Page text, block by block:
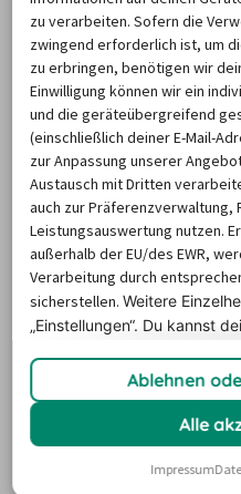
Falls Sie sich das
zumuten möchten, kann
für Sie übernehmen.
Lkw mieten in
Niederlassungen
Für die
Pforzheim Ihnen mehrere
Großen der Branche sind
günstigen Basistarifen
zu mieten, in Pforzheim
starten, stehen Ihnen
Adresse
zu verarbeiten. Sofern die
zwingend erforderlich ist, um
zu erbringen, benötigen wir
Einwilligung können wir ein
und die geräteübergreifend
(einschließlich deiner E-Mail-
zur Anpassung unserer
Austausch mit Dritten
auch zur Präferenzverwaltung,
Leistungsauswertung nutzen.
außerhalb der EU/des EWR,
Verarbeitung durch
sicherstellen.Weitere
„Einstellungen“. Du kannst
Ablehnen
Alle
Impressum